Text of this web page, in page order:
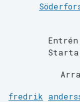
fredrik